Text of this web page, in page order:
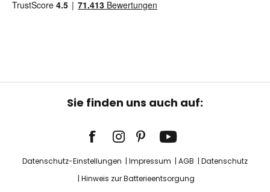
Sie finden uns auch auf:
Datenschutz-Einstellungen Impressum AGB
Datenschutz
Hinweis zur Batterieentsorgung